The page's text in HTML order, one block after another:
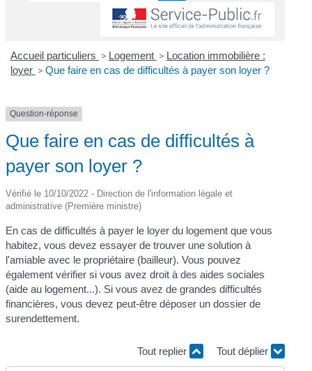
Accueil particuliers > Logement > Location immobilière :
loyer > Que faire en cas de difficultés à payer son loyer ?
Question-réponse
Que faire en cas de difficultés à
payer son loyer ?
Vérifié le 10/10/2022 - Direction de l'information légale et
administrative (Première ministre)
En cas de difficultés à payer le loyer du logement que vous
habitez, vous devez essayer de trouver une solution à
l'amiable avec le propriétaire (bailleur). Vous pouvez
également vérifier si vous avez droit à des aides sociales
(aide au logement...). Si vous avez de grandes difficultés
financières, vous devez peut-être déposer un dossier de
surendettement.
Tout replier Tout déplier